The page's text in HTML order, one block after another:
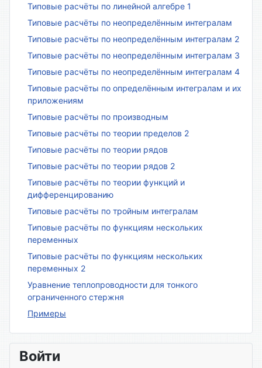
Типовые расчёты по линейной алгебре 1
Типовые расчёты по неопределённым интегралам
Типовые расчёты по неопределённым интегралам 2
Типовые расчёты по неопределённым интегралам 3
Типовые расчёты по неопределённым интегралам 4
Типовые расчёты по определённым интегралам и их
приложениям
Типовые расчёты по производным
Типовые расчёты по теории пределов 2
Типовые расчёты по теории рядов
Типовые расчёты по теории рядов 2
Типовые расчёты по теории функций и
дифференцированию
Типовые расчёты по тройным интегралам
Типовые расчёты по функциям нескольких
переменных
Типовые расчёты по функциям нескольких
переменных 2
Уравнение теплопроводности для тонкого
ограниченного стержня
Примеры
Войти